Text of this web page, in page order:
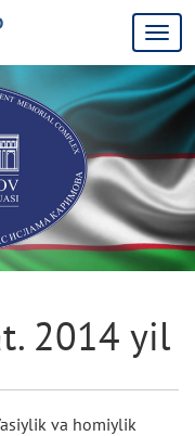
2014 yil
va homiylik